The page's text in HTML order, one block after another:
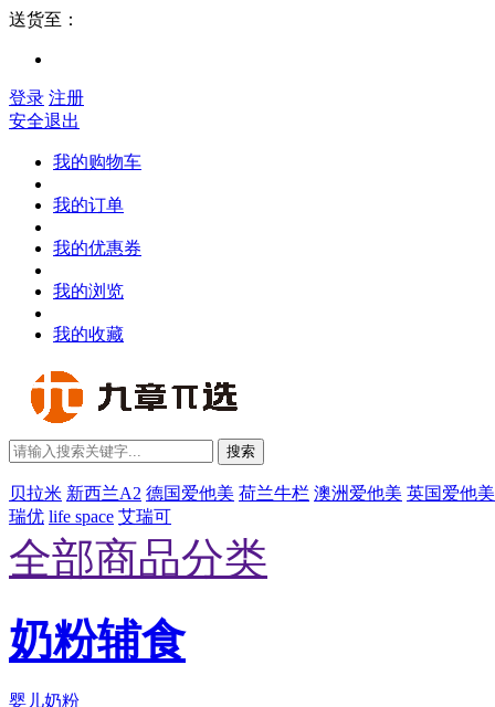
送货至：
登录 注册
安全退出
我的购物车
我的订单
我的优惠券
我的浏览
我的收藏
搜索
贝拉米 新西兰A2 德国爱他美 荷兰牛栏 澳洲爱他美 英国爱他美
瑞优 life space 艾瑞可
全部商品分类
奶粉辅食
婴儿奶粉